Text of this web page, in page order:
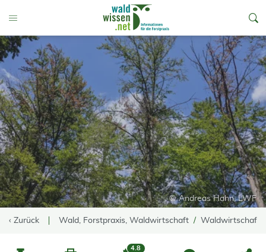
Toggle Menu
© Andreas Hahn, LWF
‹ Zurück Wald, Forstpraxis, Waldwirtschaft Waldwirtschaft
4.8